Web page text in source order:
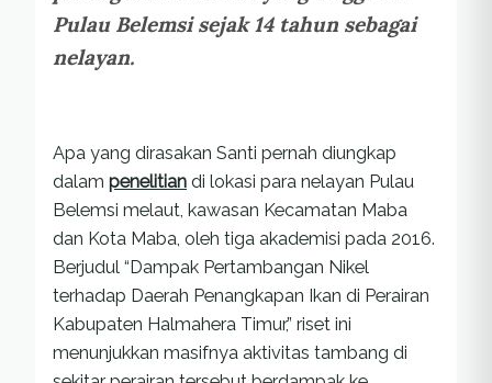
Pulau Belemsi sejak 14 tahun sebagai
nelayan.
Apa yang dirasakan Santi pernah diungkap
dalam penelitian di lokasi para nelayan Pulau
Belemsi melaut, kawasan Kecamatan Maba
dan Kota Maba, oleh tiga akademisi pada 2016.
Berjudul “Dampak Pertambangan Nikel
terhadap Daerah Penangkapan Ikan di Perairan
Kabupaten Halmahera Timur,” riset ini
menunjukkan masifnya aktivitas tambang di